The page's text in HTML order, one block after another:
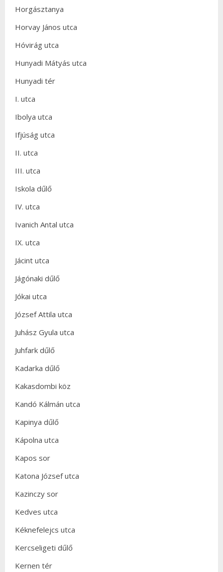
Horgásztanya
Horvay János utca
Hóvirág utca
Hunyadi Mátyás utca
Hunyadi tér
I. utca
Ibolya utca
Ifjúság utca
II. utca
III. utca
Iskola dűlő
IV. utca
Ivanich Antal utca
IX. utca
Jácint utca
Jágónaki dűlő
Jókai utca
József Attila utca
Juhász Gyula utca
Juhfark dűlő
Kadarka dűlő
Kakasdombi köz
Kandó Kálmán utca
Kapinya dűlő
Kápolna utca
Kapos sor
Katona József utca
Kazinczy sor
Kedves utca
Kéknefelejcs utca
Kercseligeti dűlő
Kernen tér